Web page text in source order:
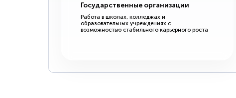
Государственные организации
Работа в школах, колледжах и
образовательных учреждениях с
возможностью стабильного карьерного роста